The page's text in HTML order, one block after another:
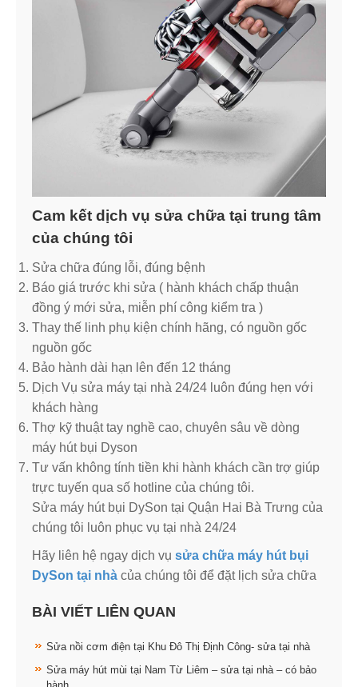
Cam kết dịch vụ sửa chữa tại trung tâm
của chúng tôi
Sửa chữa đúng lỗi, đúng bệnh
Báo giá trước khi sửa ( hành khách chấp thuận
đồng ý mới sửa, miễn phí công kiểm tra )
Thay thế linh phụ kiện chính hãng, có nguồn gốc
nguồn gốc
Bảo hành dài hạn lên đến 12 tháng
Dịch Vụ sửa máy tại nhà 24/24 luôn đúng hẹn với
khách hàng
Thợ kỹ thuật tay nghề cao, chuyên sâu về dòng
máy hút bụi Dyson
Tư vấn không tính tiền khi hành khách cần trợ giúp
trực tuyến qua số hotline của chúng tôi.
Sửa máy hút bụi DySon tại Quận Hai Bà Trưng của
chúng tôi luôn phục vụ tại nhà 24/24
Hãy liên hệ ngay dịch vụ sửa chữa máy hút bụi
DySon tại nhà của chúng tôi để đặt lịch sửa chữa
BÀI VIẾT LIÊN QUAN
Sửa nồi cơm điện tại Khu Đô Thị Định Công- sửa tại nhà
Sửa máy hút mùi tại Nam Từ Liêm – sửa tại nhà – có bảo